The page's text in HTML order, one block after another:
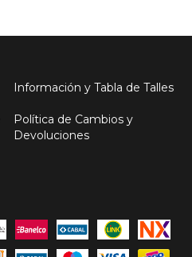
Información y Tabla de Talles
Política de Cambios y
Devoluciones